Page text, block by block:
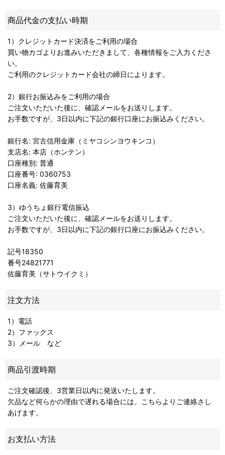
商品代金の支払い時期
1）クレジットカード決済をご利用の場合
買い物カゴよりお進みいただきまして、各種情報をご入力くださ
い。
ご利用のクレジットカード会社の締日によります。
2）銀行お振込みをご利用の場合
ご注文いただいた後に、確認メールをお送りします。
お手数ですが、3日以内に下記の銀行口座にお振込みください。
銀行名: 宮古信用金庫（ミヤコシンヨウキンコ）
支店名: 本店（ホンテン）
口座種別: 普通
口座番号: 0360753
口座名義: 佐藤育美
3）ゆうちょ銀行電信振込
ご注文いただいた後に、確認メールをお送りします。
お手数ですが、3日以内に下記の銀行口座にお振込みください。
記号18350
番号24821771
佐藤育美（サトウイクミ）
注文方法
1）電話
2）ファックス
3）メール など
商品引渡時期
ご注文確認後、3営業日以内に発送いたします。
欠品など何らかの理由で遅れる場合には、こちらよりご連絡さし
あげます。
お支払い方法